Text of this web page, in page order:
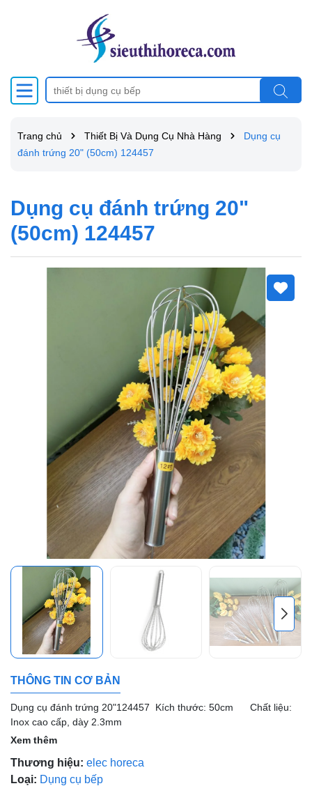
Trang chủ Thiết Bị Và Dụng Cụ Nhà Hàng
Dụng cụ
đánh trứng 20" (50cm) 124457
Dụng cụ đánh trứng 20"
(50cm) 124457
THÔNG TIN CƠ BẢN
Dụng cụ đánh trứng 20"124457 Kích thước: 50cm Chất liệu:
Inox cao cấp, dày 2.3mm
Xem thêm
Thương hiệu: elec horeca
Loại: Dụng cụ bếp
Ngày hết hạn: